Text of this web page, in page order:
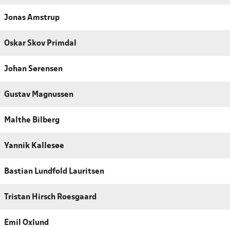
Jonas Amstrup
Oskar Skov Primdal
Johan Sørensen
Gustav Magnussen
Malthe Bilberg
Yannik Kallesøe
Bastian Lundfold Lauritsen
Tristan Hirsch Roesgaard
Emil Oxlund